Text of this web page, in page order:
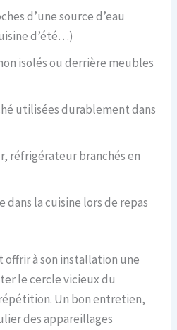
d’une source d’eau
d’été…)
isolés ou derrière meubles
utilisées durablement dans
réfrigérateur branchés en
la cuisine lors de repas
offrir à son installation une
le cercle vicieux du
Un bon entretien,
des appareillages